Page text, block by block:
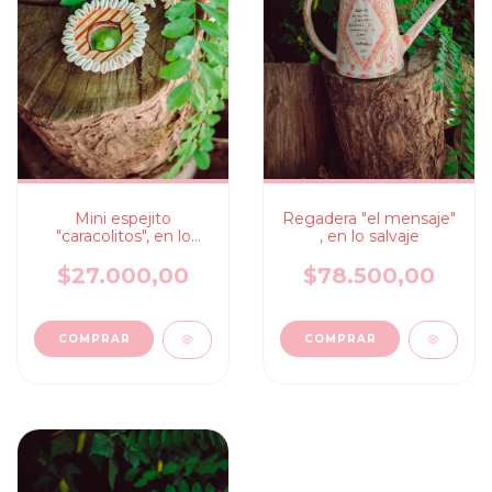
Mini espejito
"caracolitos", en lo
$27.000,00
Regadera "el mensaje"
, en lo salvaje
$78.500,00